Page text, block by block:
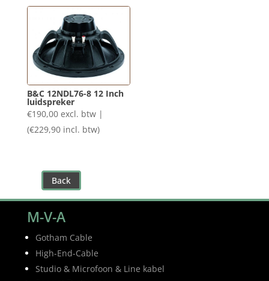
B&C 12NDL76-8 12 Inch
luidspreker
€190,00 excl. btw |
(€229,90incl. btw)
Back
M-V-A
Gotham Cable
High-End-Cable
Studio & Microfoon & Line kabel